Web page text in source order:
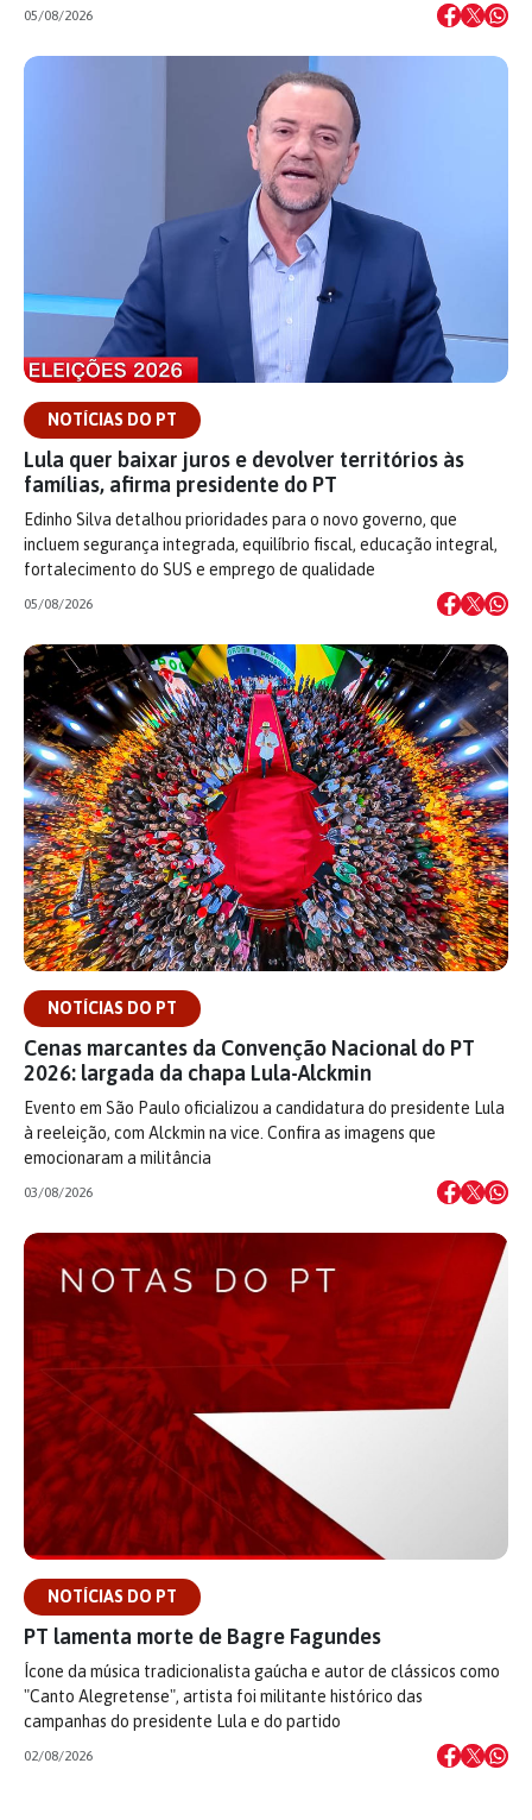
05/08/2026
NOTÍCIAS DO PT
Lula quer baixar juros e devolver territórios às
famílias, afirma presidente do PT
Edinho Silva detalhou prioridades para o novo governo, que
incluem segurança integrada, equilíbrio fiscal, educação integral,
fortalecimento do SUS e emprego de qualidade
05/08/2026
NOTÍCIAS DO PT
Cenas marcantes da Convenção Nacional do PT
2026: largada da chapa Lula-Alckmin
Evento em São Paulo oficializou a candidatura do presidente Lula
à reeleição, com Alckmin na vice. Confira as imagens que
emocionaram a militância
03/08/2026
NOTÍCIAS DO PT
PT lamenta morte de Bagre Fagundes
Ícone da música tradicionalista gaúcha e autor de clássicos como
"Canto Alegretense", artista foi militante histórico das
campanhas do presidente Lula e do partido
02/08/2026